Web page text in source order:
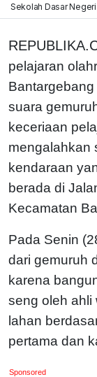
Sekolah Dasar
pelajaran
suara
keceriaan
mengalahkan
kendaraan
berada di
Kecamatan
Pada Senin
dari gemuruh
karena
seng oleh ahli
lahan
pertama dan
Sponsored